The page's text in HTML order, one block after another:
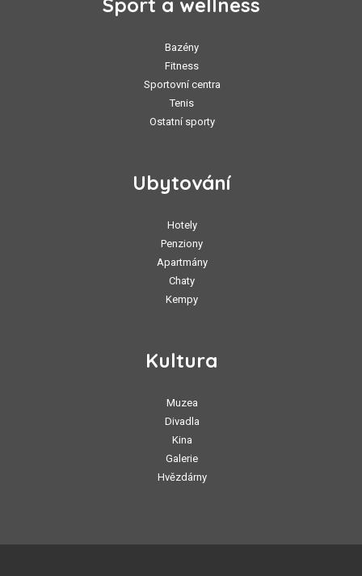
Sport a wellness
Bazény
Fitness
Sportovní centra
Tenis
Ostatní sporty
Ubytování
Hotely
Penziony
Apartmány
Chaty
Kempy
Kultura
Muzea
Divadla
Kina
Galerie
Hvězdárny